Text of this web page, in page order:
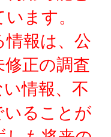
ます。
報は、公
正の調査
情報、不
ることが